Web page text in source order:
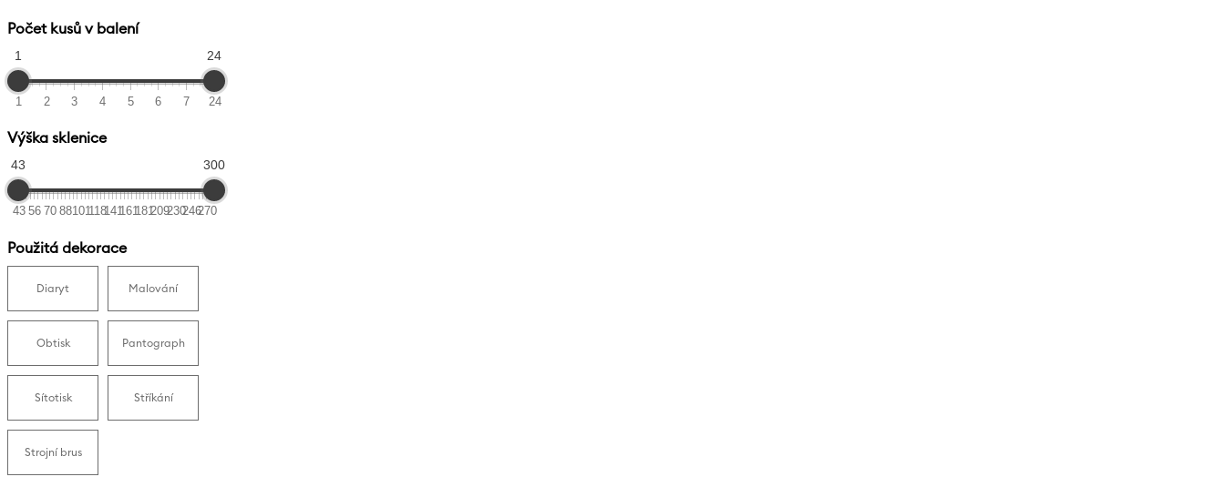
Počet kusů v balení
1
24
1 2 3 4 5 6 7 24
Výška sklenice
43
300
43 56 70 88101118141161181209230246270
Použitá dekorace
Diaryt Malování
Obtisk Pantograph
Sítotisk Stříkání
Strojní brus